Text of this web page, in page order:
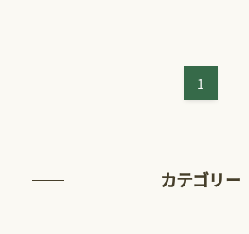
1
カテゴリー